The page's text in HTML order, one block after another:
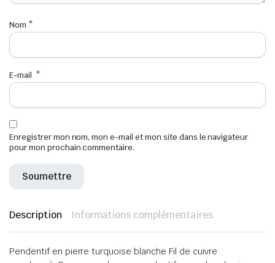
Nom *
E-mail *
Enregistrer mon nom, mon e-mail et mon site dans le navigateur
pour mon prochain commentaire.
Description Informations complémentaires
Pendentif en pierre turquoise blanche Fil de cuivre